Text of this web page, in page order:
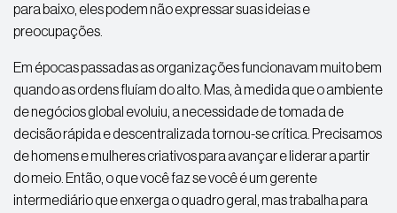
para baixo, eles podem não expressar suas ideias e
preocupações.
Em épocas passadas as organizações funcionavam muito bem
quando as ordens fluíam do alto. Mas, à medida que o ambiente
de negócios global evoluiu, a necessidade de tomada de
decisão rápida e descentralizada tornou-se crítica. Precisamos
de homens e mulheres criativos para avançar e liderar a partir
do meio. Então, o que você faz se você é um gerente
intermediário que enxerga o quadro geral, mas trabalha para